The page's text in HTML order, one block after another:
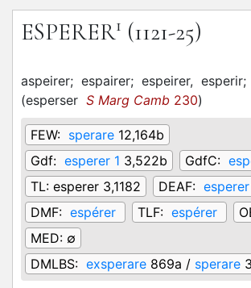
ESPERER1 (1121-25)
aspeirer; espairer; espeirer, esperir;
(esperser S Marg Camb 230)
FEW: sperare 12,164b
Gdf: esperer 1 3,522b GdfC:
TL: esperer 3,1182 DEAF: esperer
DMF: espérer TLF: espérer
MED: ∅
DMLBS: exsperare 869a / sperare